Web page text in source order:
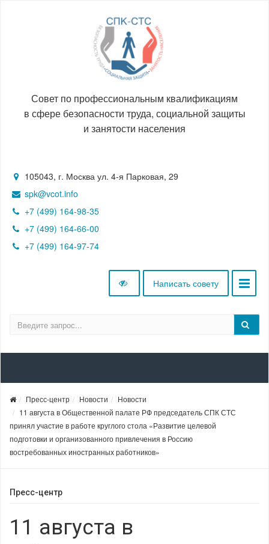
Совет по профессиональным квалификациям
в сфере безопасности труда, социальной защиты
и занятости населения
105043, г. Москва ул. 4-я Парковая, 29
spk@vcot.info
+7 (499) 164-98-35
+7 (499) 164-66-00
+7 (499) 164-97-74
Написать совету
Пресс-центр Новости
Новости
11 августа в Общественной палате РФ председатель СПК СТС
принял участие в работе круглого стола «Развитие целевой
подготовки и организованного привлечения в Россию
востребованных иностранных работников»
Пресс-центр
11 августа в